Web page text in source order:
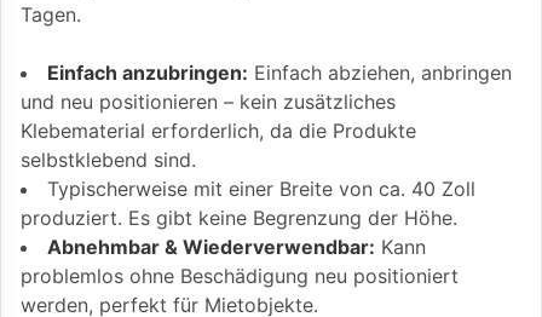
Tagen.
Einfach anzubringen: Einfach abziehen, anbringen
und neu positionieren – kein zusätzliches
Klebematerial erforderlich, da die Produkte
selbstklebend sind.
Typischerweise mit einer Breite von ca. 40 Zoll
produziert. Es gibt keine Begrenzung der Höhe.
Abnehmbar & Wiederverwendbar: Kann
problemlos ohne Beschädigung neu positioniert
werden, perfekt für Mietobjekte.